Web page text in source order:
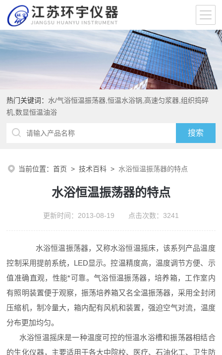
热门关键词： 水/气浴恒温振荡器,恒温水浴锅,高速匀浆器,组织捣碎
机,数显恒温油浴
当前位置：首页 >技术百科 > 水浴恒温振荡器的特点
水浴恒温振荡器的特点
更新时间：2013-08-19 点击次数：3241
水浴恒温振荡器，又称水浴恒温摇床，该系列产品温度
控制采用提前系统，LED显示。控温精度高，温度调节方便、示
值准确直观，性能*可靠。气浴恒温振荡器，培养箱，工作室内
有照明装置便于观察，振荡培养箱又名全温振荡器，采用全封闭
压缩机，制冷量大，箱内配有风机和装置，强迫空气对流，温度
分布更加均匀。
水浴恒温摇床是一种温度可控的恒温水浴槽和振荡器相结合
的生化仪器，主要适用于各大中院校、医疗、石油化工、卫生防